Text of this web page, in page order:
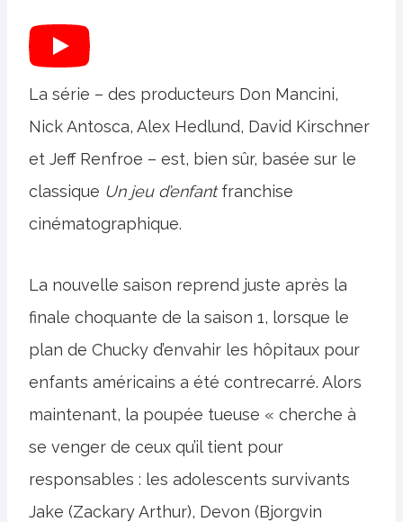
La série – des producteurs Don Mancini,
Nick Antosca, Alex Hedlund, David Kirschner
et Jeff Renfroe – est, bien sûr, basée sur le
classique Un jeu d’enfantfranchise
cinématographique.
La nouvelle saison reprend juste après la
finale choquante de la saison 1, lorsque le
plan de Chucky d’envahir les hôpitaux pour
enfants américains a été contrecarré. Alors
maintenant, la poupée tueuse « cherche à
se venger de ceux qu’il tient pour
responsables : les adolescents survivants
Jake (Zackary Arthur), Devon (Bjorgvin